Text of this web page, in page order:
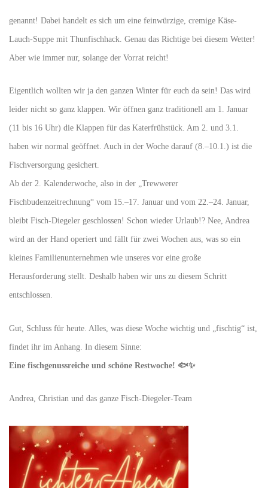
genannt! Dabei handelt es sich um eine feinwürzige, cremige Käse-
Lauch-Suppe mit Thunfischhack. Genau das Richtige bei diesem Wetter!
Aber wie immer nur, solange der Vorrat reicht!
Eigentlich wollten wir ja den ganzen Winter für euch da sein! Das wird
leider nicht so ganz klappen. Wir öffnen ganz traditionell am 1. Januar
(11 bis 16 Uhr) die Klappen für das Katerfrühstück. Am 2. und 3.1.
haben wir normal geöffnet. Auch in der Woche darauf (8.–10.1.) ist die
Fischversorgung gesichert.
Ab der 2. Kalenderwoche, also in der „Trewwerer
Fischbudenzeitrechnung“ vom 15.–17. Januar und vom 22.–24. Januar,
bleibt Fisch-Diegeler geschlossen! Schon wieder Urlaub!? Nee, Andrea
wird an der Hand operiert und fällt für zwei Wochen aus, was so ein
kleines Familienunternehmen wie unseres vor eine große
Herausforderung stellt. Deshalb haben wir uns zu diesem Schritt
entschlossen.
Gut, Schluss für heute. Alles, was diese Woche wichtig und „fischtig“ ist,
findet ihr im Anhang. In diesem Sinne:
Eine fischgenussreiche und schöne Restwoche! 🐟✨
Andrea, Christian und das ganze Fisch-Diegeler-Team